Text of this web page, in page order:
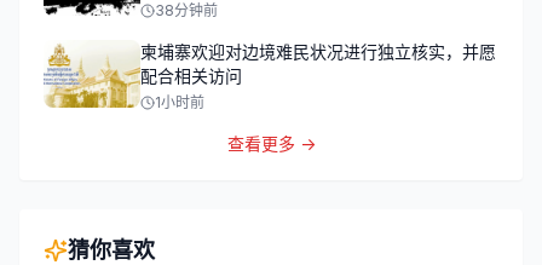
38分钟前
柬埔寨欢迎对边境难民状况进行独立核实，并愿
配合相关访问
1小时前
查看更多 →
猜你喜欢